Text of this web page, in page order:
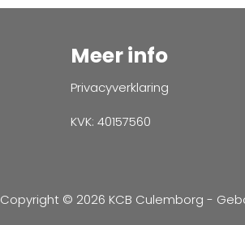
Meer info
Privacyverklaring
KVK: 40157560
Copyright © 2026 KCB Culemborg -